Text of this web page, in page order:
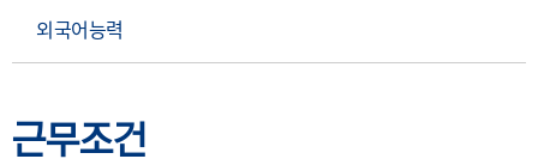
외국어능력
근무조건